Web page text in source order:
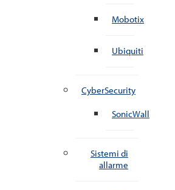
Mobotix
Ubiquiti
CyberSecurity
SonicWall
Sistemi di
allarme